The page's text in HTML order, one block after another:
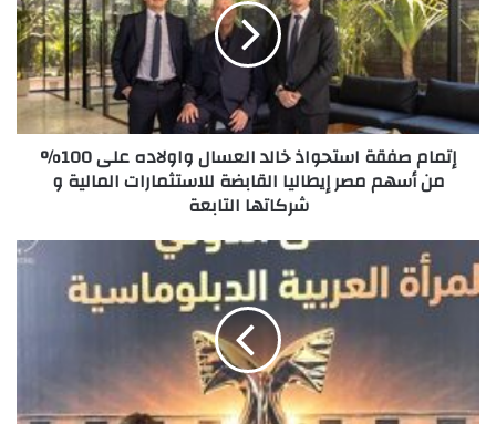
خالد
العسال
واولاده
على
من
أسهم
للاستثمارات
المالية
و
إتمام صفقة استحواذ خالد العسال واولاده على 100%
من أسهم مصر إيطاليا القابضة للاستثمارات المالية و
شركاتها التابعة
هبة
السويدي
في
العمل